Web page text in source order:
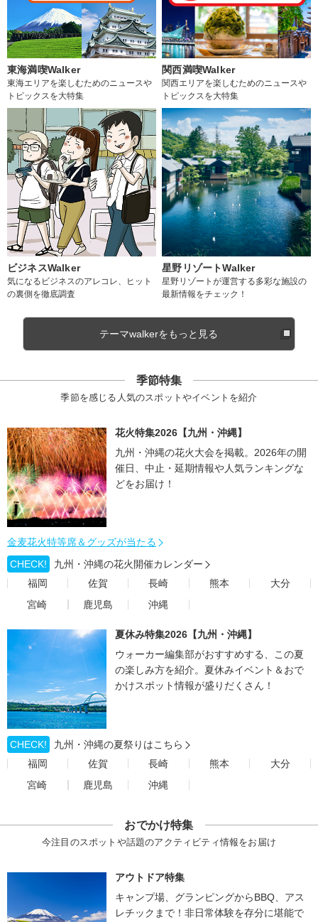
東海満喫Walker
東海エリアを楽しむためのニュースや
トピックスを大特集
関西満喫Walker
関西エリアを楽しむためのニュースや
トピックスを大特集
ビジネスWalker
気になるビジネスのアレコレ、ヒット
の裏側を徹底調査
星野リゾートWalker
星野リゾートが運営する多彩な施設の
最新情報をチェック！
テーマwalkerをもっと見る
季節特集
季節を感じる人気のスポットやイベントを紹介
花火特集2026【九州・沖縄】
九州・沖縄の花火大会を掲載。2026年の開
催日、中止・延期情報や人気ランキングな
どをお届け！
金麦花火特等席＆グッズが当たる
CHECK!
九州・沖縄の花火開催カレンダー
福岡
佐賀 長崎 熊本
大分
宮崎
鹿児島 沖縄
夏休み特集2026【九州・沖縄】
ウォーカー編集部がおすすめする、この夏
の楽しみ方を紹介。夏休みイベント＆おで
かけスポット情報が盛りだくさん！
CHECK!
九州・沖縄の夏祭りはこちら
福岡
佐賀 長崎 熊本
大分
宮崎
鹿児島 沖縄
おでかけ特集
今注目のスポットや話題のアクティビティ情報をお届け
アウトドア特集
キャンプ場、グランピングからBBQ、アス
レチックまで！非日常体験を存分に堪能で